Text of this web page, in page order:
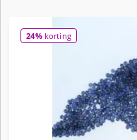
24%korting